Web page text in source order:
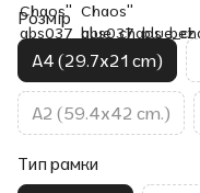
Розмір
A4 (29.7x21 cm)
A2 (59.4x42 cm.)
Тип рамки